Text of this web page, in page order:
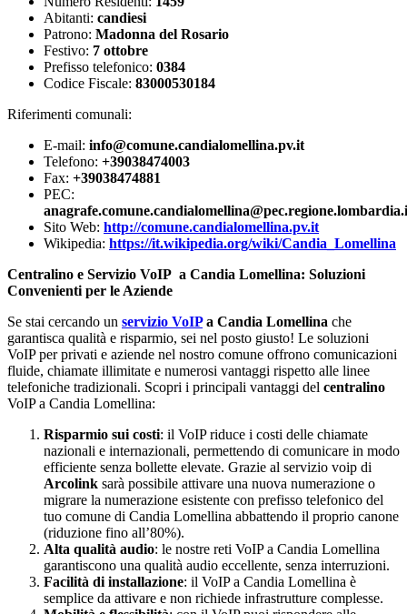
Abitanti: candiesi
Patrono: Madonna del Rosario
Festivo: 7 ottobre
Prefisso telefonico: 0384
Codice Fiscale: 83000530184
Riferimenti comunali:
E-mail: info@comune.candialomellina.pv.it
Telefono: +39038474003
Fax: +39038474881
PEC:
Sito Web: http://comune.candialomellina.pv.it
Wikipedia: https://it.wikipedia.org/wiki/Candia_Lomellina
Centralino e Servizio VoIP a Candia Lomellina: Soluzioni
Convenienti per le Aziende
Se stai cercando un servizio VoIPa Candia Lomellina che
garantisca qualità e risparmio, sei nel posto giusto! Le soluzioni
VoIP per privati e aziende nel nostro comune offrono comunicazioni
fluide, chiamate illimitate e numerosi vantaggi rispetto alle linee
telefoniche tradizionali. Scopri i principali vantaggi del centralino
VoIP a Candia Lomellina:
Risparmio sui costi: il VoIP riduce i costi delle chiamate
nazionali e internazionali, permettendo di comunicare in modo
efficiente senza bollette elevate. Grazie al servizio voip di
Arcolink sarà possibile attivare una nuova numerazione o
migrare la numerazione esistente con prefisso telefonico del
tuo comune di Candia Lomellina abbattendo il proprio canone
(riduzione fino all’80%).
Alta qualità audio: le nostre reti VoIP a Candia Lomellina
garantiscono una qualità audio eccellente, senza interruzioni.
Facilità di installazione: il VoIP a Candia Lomellina è
semplice da attivare e non richiede infrastrutture complesse.